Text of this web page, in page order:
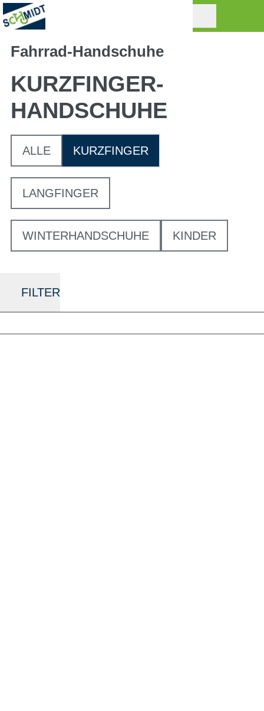
Fahrrad-Handschuhe
KURZFINGER­
HANDSCHUHE
ALLE KURZFINGER
LANGFINGER
WINTERHANDSCHUHE KINDER
FILTER